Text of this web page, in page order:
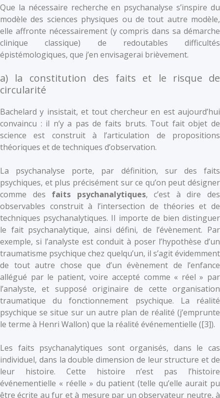
Que la nécessaire recherche en psychanalyse s’inspire du
modèle des sciences physiques ou de tout autre modèle,
elle affronte nécessairement (y compris dans sa démarche
clinique classique) de redoutables difficultés
épistémologiques, que j’en envisagerai brièvement.
a) la constitution des faits et le risque de
circularité
Bachelard y insistait, et tout chercheur en est aujourd’hui
convaincu : il n’y a pas de faits bruts. Tout fait objet de
science est construit à l’articulation de propositions
théoriques et de techniques d’observation.
La psychanalyse porte, par définition, sur des faits
psychiques, et plus précisément sur ce qu’on peut désigner
comme des faits psychanalytiques, c’est à dire des
observables construit à l’intersection de théories et de
techniques psychanalytiques. Il importe de bien distinguer
le fait psychanalytique, ainsi défini, de l’évènement. Par
exemple, si l’analyste est conduit à poser l’hypothèse d’un
traumatisme psychique chez quelqu’un, il s’agit évidemment
de tout autre chose que d’un évènement de l’enfance
allégué par le patient, voire accepté comme « réel » par
l’analyste, et supposé originaire de cette organisation
traumatique du fonctionnement psychique. La réalité
psychique se situe sur un autre plan de réalité (j’emprunte
le terme à Henri Wallon) que la réalité événementielle ([3]).
Les faits psychanalytiques sont organisés, dans le cas
individuel, dans la double dimension de leur structure et de
leur histoire. Cette histoire n’est pas l’histoire
événementielle « réelle » du patient (telle qu’elle aurait pu
être écrite au fur et à mesure par un observateur neutre, à